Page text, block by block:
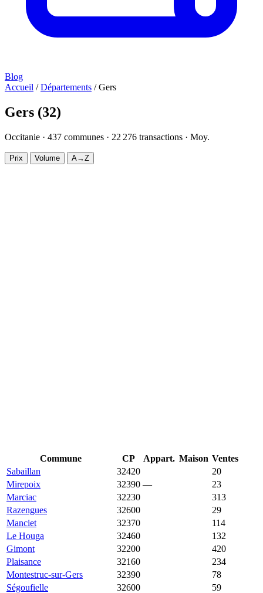
Blog
Accueil / Départements / Gers
Gers (32)
Occitanie · 437 communes · 22 276 transactions · Moy.
Prix Volume A→Z
Commune CP Appart. Maison Ventes
Sabaillan
32420
20
Mirepoix
32390 —
23
Marciac
32230
313
Razengues
32600
29
Manciet
32370
114
Le Houga
32460
132
Gimont
32200
420
Plaisance
32160
234
Montestruc-sur-Gers
32390
78
Ségoufielle
32600
59